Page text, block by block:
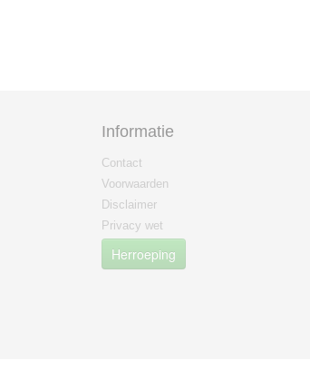
Informatie
Contact
Voorwaarden
Disclaimer
Privacy wet
Herroeping